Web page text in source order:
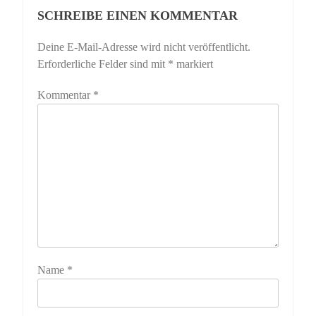
SCHREIBE EINEN KOMMENTAR
Deine E-Mail-Adresse wird nicht veröffentlicht.
Erforderliche Felder sind mit * markiert
Kommentar *
Name *